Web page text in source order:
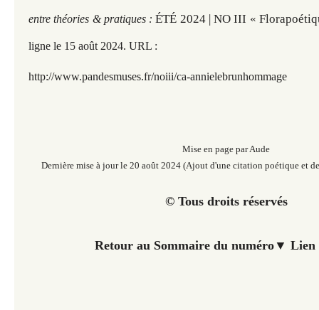
entre théories & pratiques :ÉTÉ 2024 | NO III «
ligne le 15 août 2024. URL :
http://www.pandesmuses.fr/noiii/ca-annielebrunhommage
Mise en page par Aude
Dernière mise à jour le 20 août 2024 (Ajout d'une citation poétique et
© Tous droits réservés
Retour au Sommaire du numéro▼ Lien